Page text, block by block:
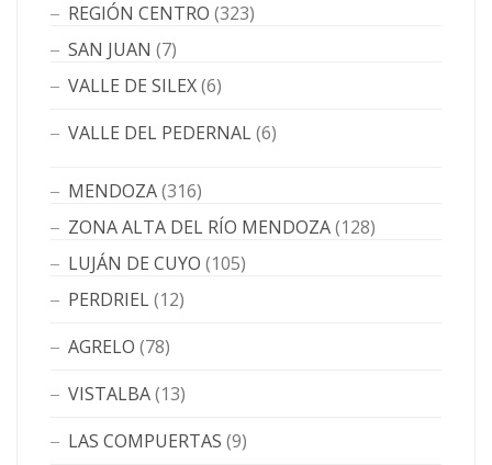
REGIÓN CENTRO (323)
SAN JUAN (7)
VALLE DE SILEX(6)
VALLE DEL PEDERNAL(6)
MENDOZA(316)
ZONA ALTA DEL RÍO MENDOZA(128)
LUJÁN DE CUYO (105)
PERDRIEL(12)
AGRELO (78)
VISTALBA(13)
LAS COMPUERTAS (9)